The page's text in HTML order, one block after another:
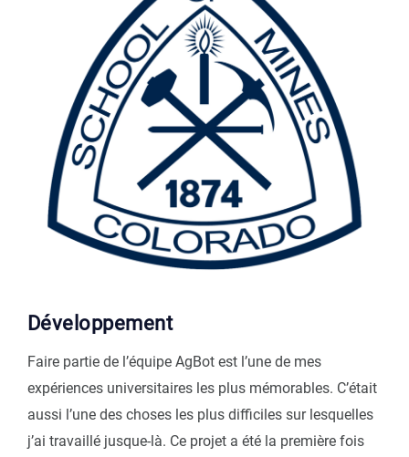
Développement
Faire partie de l’équipe AgBot est l’une de mes
expériences universitaires les plus mémorables. C’était
aussi l’une des choses les plus difficiles sur lesquelles
j’ai travaillé jusque-là. Ce projet a été la première fois